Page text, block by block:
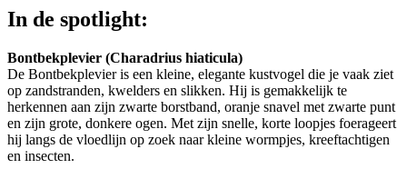
In de spotlight:
Bontbekplevier (Charadrius hiaticula)
De Bontbekplevier is een kleine, elegante kustvogel die je vaak ziet
op zandstranden, kwelders en slikken. Hij is gemakkelijk te
herkennen aan zijn zwarte borstband, oranje snavel met zwarte punt
en zijn grote, donkere ogen. Met zijn snelle, korte loopjes foerageert
hij langs de vloedlijn op zoek naar kleine wormpjes, kreeftachtigen
en insecten.